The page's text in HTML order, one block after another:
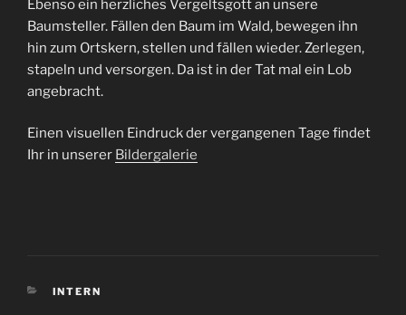
Ebenso ein herzliches Vergeltsgott an unsere
Baumsteller. Fällen den Baum im Wald, bewegen ihn
hin zum Ortskern, stellen und fällen wieder. Zerlegen,
stapeln und versorgen. Da ist in der Tat mal ein Lob
angebracht.
Einen visuellen Eindruck der vergangenen Tage findet
Ihr in unserer Bildergalerie
KATEGORIEN
INTERN